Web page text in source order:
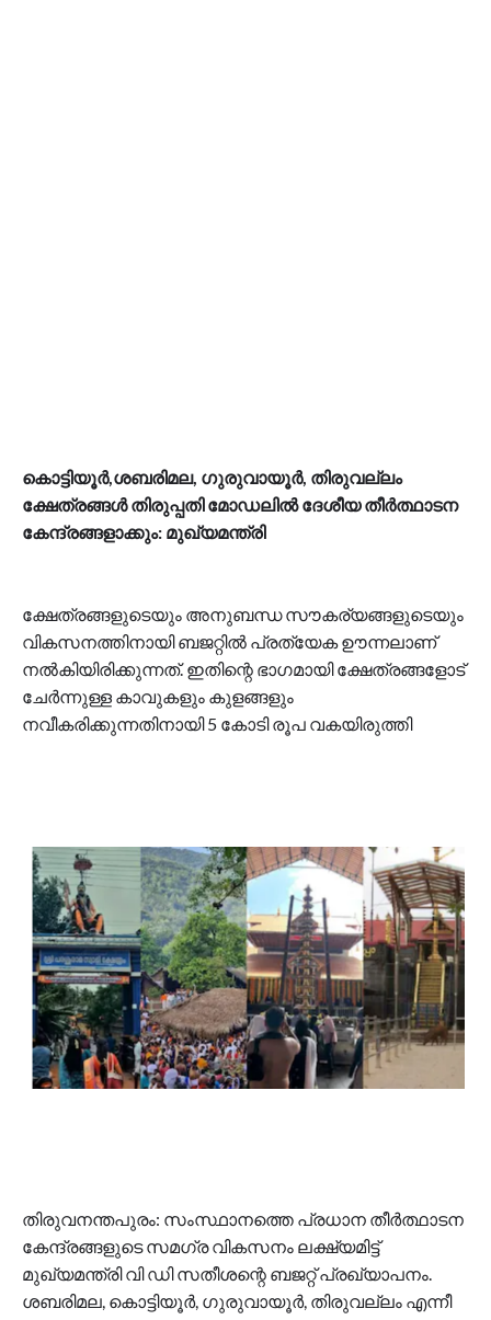
കൊട്ടിയൂർ,ശബരിമല, ഗുരുവായൂർ, തിരുവല്ലം
ക്ഷേത്രങ്ങള്‍ തിരുപ്പതി മോഡലില്‍ ദേശീയ തീർത്ഥാടന
കേന്ദ്രങ്ങളാക്കും: മുഖ്യമന്ത്രി
ക്ഷേത്രങ്ങളുടെയും അനുബന്ധ സൗകര്യങ്ങളുടെയും
വികസനത്തിനായി ബജറ്റിൽ പ്രത്യേക ഊന്നലാണ്
നൽകിയിരിക്കുന്നത്. ഇതിന്റെ ഭാഗമായി ക്ഷേത്രങ്ങളോട്
ചേർന്നുള്ള കാവുകളും കുളങ്ങളും
നവീകരിക്കുന്നതിനായി 5 കോടി രൂപ വകയിരുത്തി
തിരുവനന്തപുരം: സംസ്ഥാനത്തെ പ്രധാന തീർത്ഥാടന
കേന്ദ്രങ്ങളുടെ സമഗ്ര വികസനം ലക്ഷ്യമിട്ട്
മുഖ്യമന്ത്രി വി ഡി സതീശന്റെ ബജറ്റ് പ്രഖ്യാപനം.
ശബരിമല, കൊട്ടിയൂർ, ഗുരുവായൂർ, തിരുവല്ലം എന്നീ